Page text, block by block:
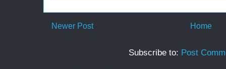
Newer Post Home
Subscribe to: Post